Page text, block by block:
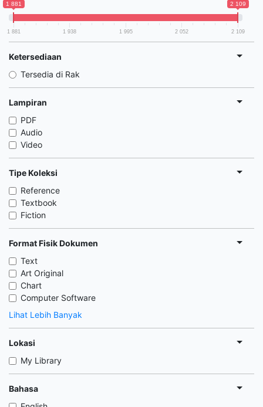
1 881 2 109
1 881 1 938 1 995 2 052 2 109
Ketersediaan
Tersedia di Rak
Lampiran
PDF
Audio
Video
Tipe Koleksi
Reference
Textbook
Fiction
Format Fisik Dokumen
Text
Art Original
Chart
Computer Software
Lihat Lebih Banyak
Lokasi
My Library
Bahasa